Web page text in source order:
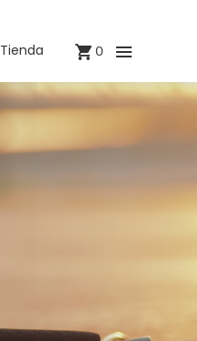
Tienda 0